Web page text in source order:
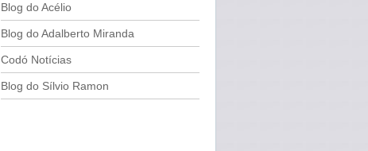
Blog do Acélio
Blog do Adalberto Miranda
Codó Notícias
Blog do Sílvio Ramon